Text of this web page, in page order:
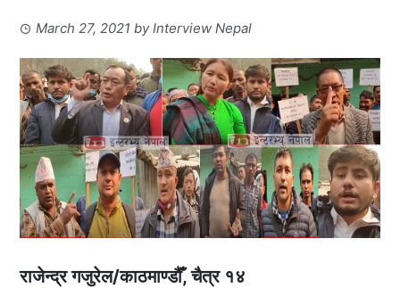
March 27, 2021 byInterview Nepal
राजेन्द्र गजुरेल/काठमाण्डौँ, चैत्र १४